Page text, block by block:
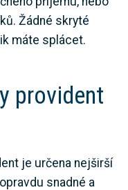
Žádné skryté
máte splácet.
provident
je určena nejširší
snadné a